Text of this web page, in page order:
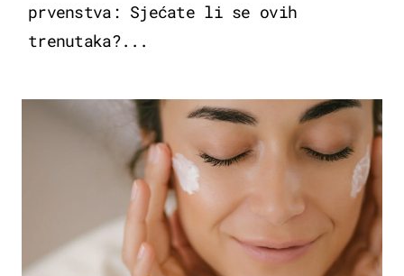
prvenstva: Sjećate li se ovih
trenutaka?...
MODA & LJEPOTA